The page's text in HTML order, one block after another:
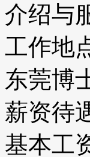
介绍与
工作地
东莞博
薪资待
基本工